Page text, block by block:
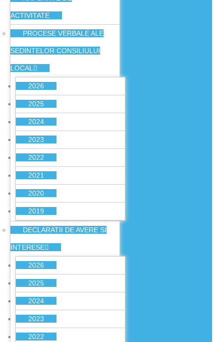
ACTIVITATE
PROCESE VERBALE ALE
SEDINTELOR CONSILIULUI
LOCAL
2026
2025
2024
2023
2022
2021
2020
2019
DECLARATII DE AVERE SI
INTERESE
2026
2025
2024
2023
2022